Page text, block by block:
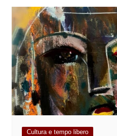
Cultura e tempo libero